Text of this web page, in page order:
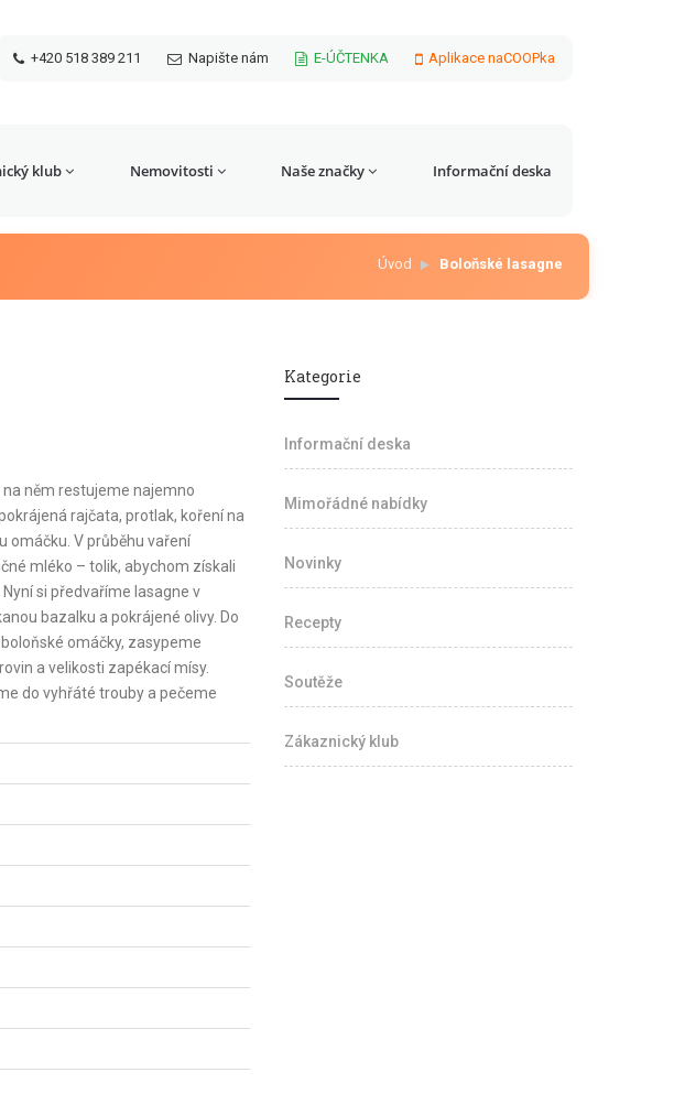
+420 518 389 211 Napište nám E-ÚČTENKA Aplikace naCOOPka
klub Nemovitosti Naše značky Informační deska
Úvod Boloňské lasagne
něm restujeme najemno
rajčata, protlak, koření na
omáčku. V průběhu vaření
mléko – tolik, abychom získali
si předvaříme lasagne v
bazalku a pokrájené olivy. Do
omáčky, zasypeme
a velikosti zapékací mísy.
do vyhřáté trouby a pečeme
Kategorie
Informační deska
Mimořádné nabídky
Novinky
Recepty
Soutěže
Zákaznický klub